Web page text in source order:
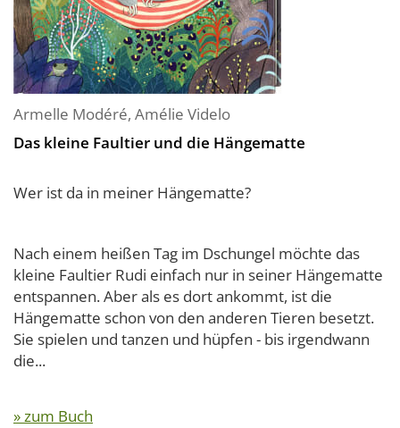
Armelle Modéré, Amélie Videlo
Das kleine Faultier und die Hängematte
Wer ist da in meiner Hängematte?
Nach einem heißen Tag im Dschungel möchte das
kleine Faultier Rudi einfach nur in seiner Hängematte
entspannen. Aber als es dort ankommt, ist die
Hängematte schon von den anderen Tieren besetzt.
Sie spielen und tanzen und hüpfen - bis irgendwann
die...
» zum Buch